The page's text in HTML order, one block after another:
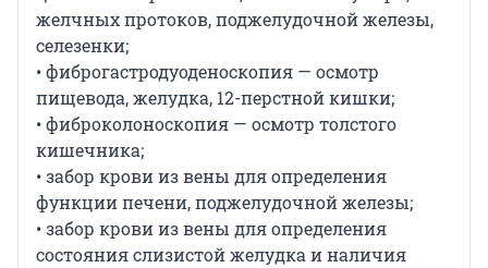
желчных протоков, поджелудочной железы,
селезенки;
• фиброгастродуоденоскопия — осмотр
пищевода, желудка, 12-перстной кишки;
• фиброколоноскопия — осмотр толстого
кишечника;
• забор крови из вены для определения
функции печени, поджелудочной железы;
• забор крови из вены для определения
состояния слизистой желудка и наличия